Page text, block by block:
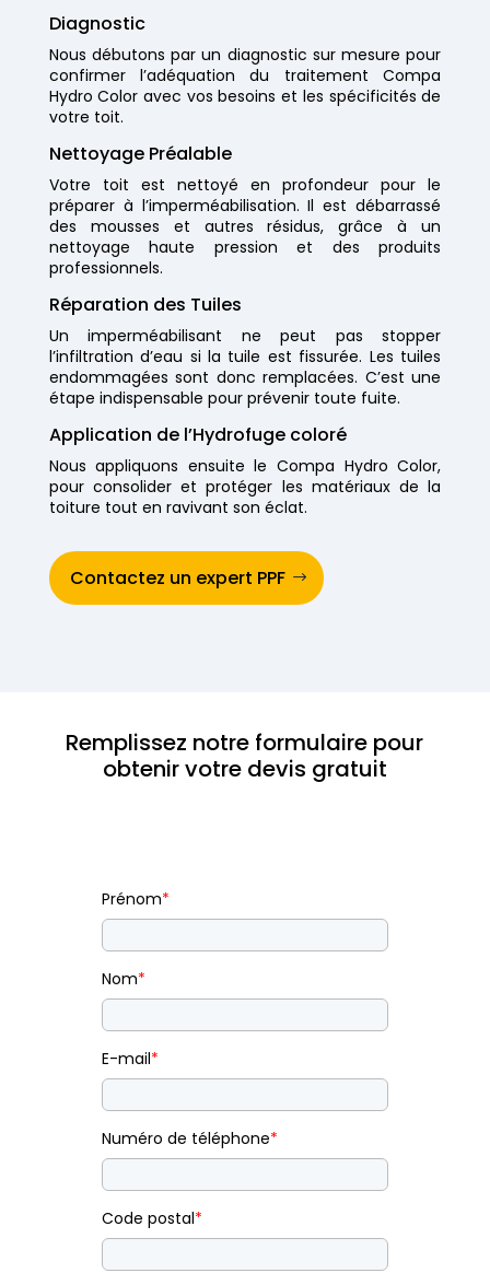
Diagnostic
Nous débutons par un diagnostic sur mesure pour
confirmer l’adéquation du traitement Compa
Hydro Color avec vos besoins et les spécificités de
votre toit.
Nettoyage Préalable
Votre toit est nettoyé en profondeur pour le
préparer à l’imperméabilisation. Il est débarrassé
des mousses et autres résidus, grâce à un
nettoyage haute pression et des produits
professionnels.
Réparation des Tuiles
Un imperméabilisant ne peut pas stopper
l’infiltration d’eau si la tuile est fissurée. Les tuiles
endommagées sont donc remplacées. C’est une
étape indispensable pour prévenir toute fuite.
Application de l’Hydrofuge coloré
Nous appliquons ensuite le Compa Hydro Color,
pour consolider et protéger les matériaux de la
toiture tout en ravivant son éclat.
Contactez un expert PPF
Remplissez notre formulaire pour
obtenir votre devis gratuit
Prénom*
Nom*
E-mail*
Numéro de téléphone*
Code postal*